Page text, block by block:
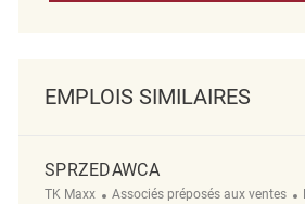
EMPLOIS SIMILAIRES
SPRZEDAWCA
TK Maxx Catégorie
Associés préposés aux ventes